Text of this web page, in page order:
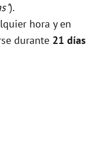
).
hora y en
durante 21 días